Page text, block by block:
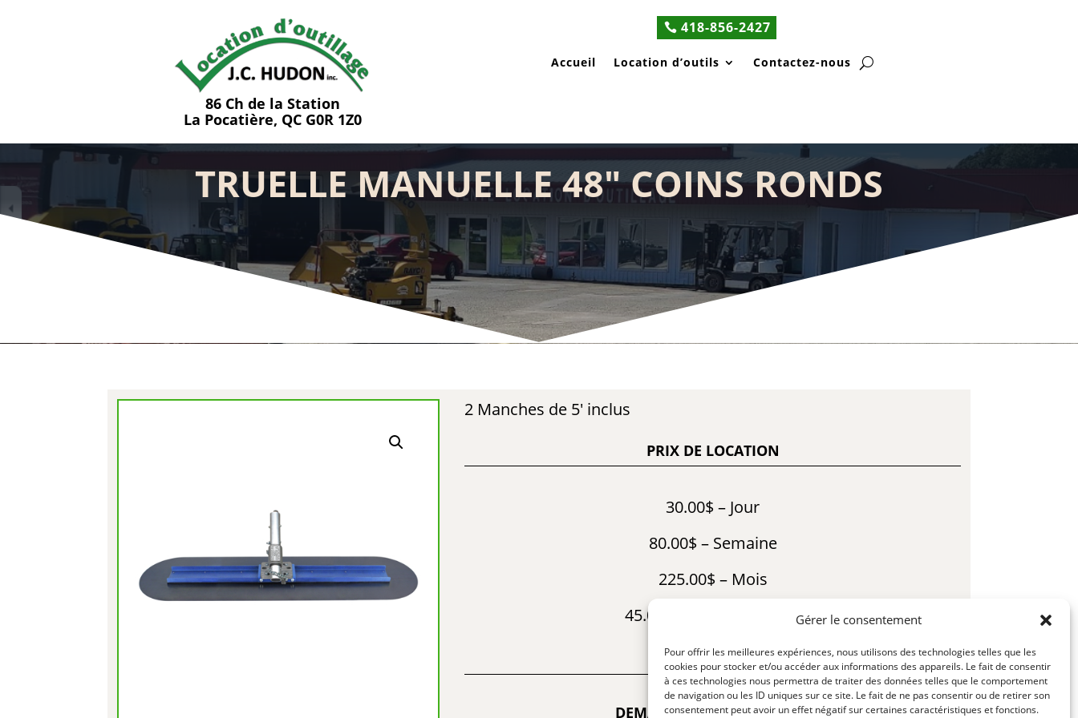
Gérer le consentement
Pour offrir les meilleures expériences, nous utilisons des technologies telles que les
cookies pour stocker et/ou accéder aux informations des appareils. Le fait de consentir
à ces technologies nous permettra de traiter des données telles que le comportement
de navigation ou les ID uniques sur ce site. Le fait de ne pas consentir ou de retirer son
consentement peut avoir un effet négatif sur certaines caractéristiques et fonctions.
86 Ch de la Station
La Pocatière, QC G0R 1Z0
418-856-2427
Accueil Location d’outils Contactez-nous
TRUELLE MANUELLE 48″ COINS RONDS
2 Manches de 5′ inclus
PRIX DE LOCATION
30.00$ – Jour
80.00$ – Semaine
225.00$ – Mois
45.00$ – Fin de Semaine
LLL220-1 – R23-01
DEMANDE D’INFORMATION